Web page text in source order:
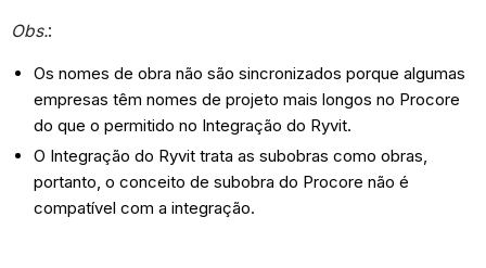
Obs.:
Os nomes de obra não são sincronizados porque algumas
empresas têm nomes de projeto mais longos no Procore
do que o permitido no Integração do Ryvit.
O Integração do Ryvit trata as subobras como obras,
portanto, o conceito de subobra do Procore não é
compatível com a integração.